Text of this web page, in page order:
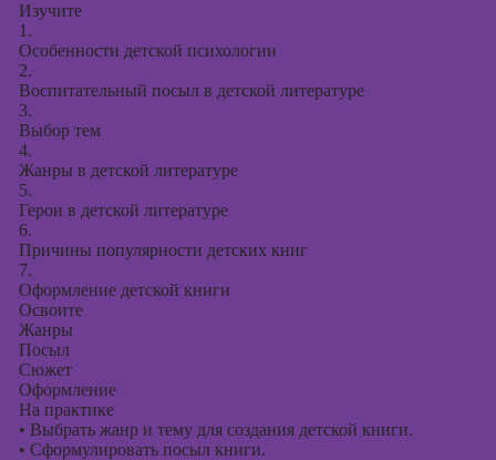
Изучите
1.
Особенности детской психологии
2.
Воспитательный посыл в детской литературе
3.
Выбор тем
4.
Жанры в детской литературе
5.
Герои в детской литературе
6.
Причины популярности детских книг
7.
Оформление детской книги
Освоите
Жанры
Посыл
Сюжет
Оформление
На практике
• Выбрать жанр и тему для создания детской книги.
• Сформулировать посыл книги.